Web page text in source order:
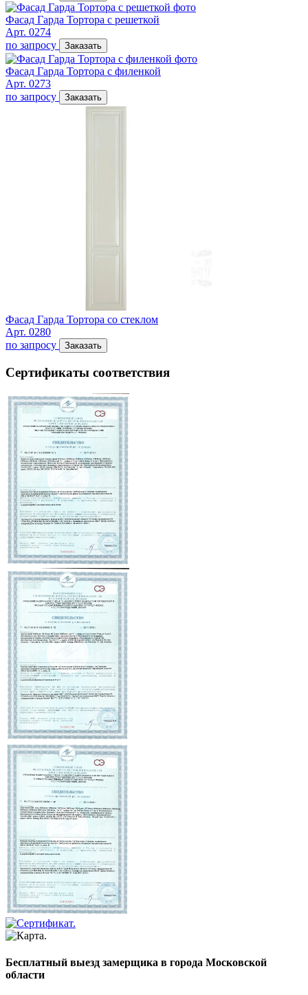
Фасад Гарда Тортора с решеткой
Арт. 0274
по запросу
Заказать
Фасад Гарда Тортора с филенкой
Арт. 0273
по запросу
Заказать
Фасад Гарда Тортора со стеклом
Арт. 0280
по запросу
Заказать
Сертификаты соответствия
Бесплатный выезд замерщика в города Московской
области